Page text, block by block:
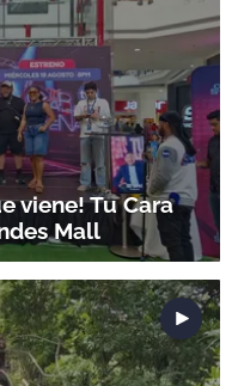
viene! Tu Cara
Mall